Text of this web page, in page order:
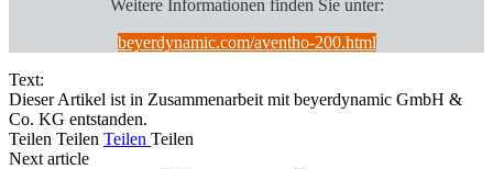
Weitere Informationen finden Sie unter:
beyerdynamic.com/aventho-200.html
Text:
Dieser Artikel ist in Zusammenarbeit mit beyerdynamic GmbH &
Co. KG entstanden.
Teilen Teilen Teilen Teilen
Next article